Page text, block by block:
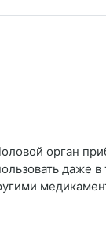
орган
даже в